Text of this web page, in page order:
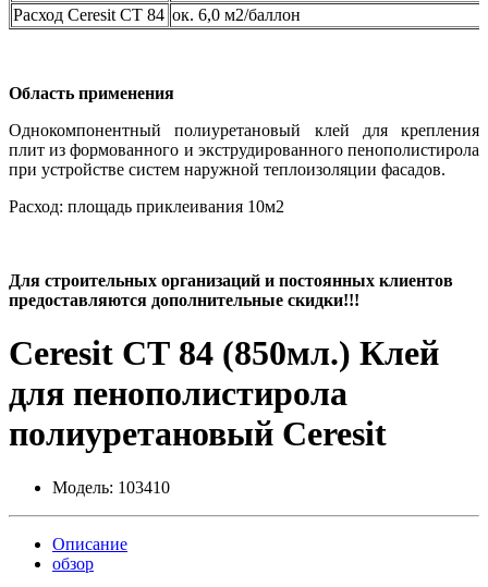
Расход Ceresit СТ 84 ок. 6,0 м2/баллон
Область применения
Однокомпонентный полиуретановый клей для крепления
плит из формованного и экструдированного пенополистирола
при устройстве систем наружной теплоизоляции фасадов.
Расход: площадь приклеивания 10м2
Для строительных организаций и постоянных клиентов
предоставляются дополнительные скидки!!!
Ceresit СТ 84 (850мл.) Клей
для пенополистирола
полиуретановый Ceresit
Модель: 103410
Описание
обзор